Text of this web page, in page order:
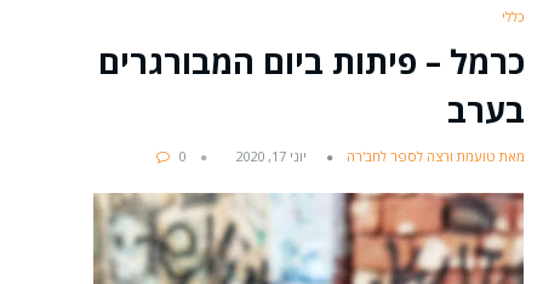
כללי
כרמל – פיתות ביום המבורגרים
בערב
מאת טועמת ורצה לספר לחב'רה יוני 17, 2020 0